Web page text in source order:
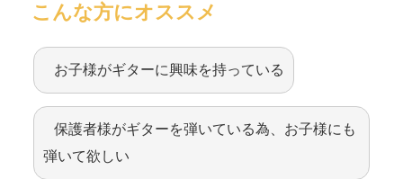
こんな方にオススメ
お子様がギターに興味を持っている
保護者様がギターを弾いている為、お子様にも
弾いて欲しい